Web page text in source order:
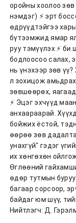
оройны хоолоо зөв
нэмдэг) ⚡ эрт
өдрүүдтэйгээ
бүтээмжид ямар
руу тэмүүлэх ⚡
бодлоосоо салах,
нь үнэхээр зөв
л зохицож амьдрах
зөвшөөрөх,
⚡ Эцэг эхчүүд
анхаараарай.
бойжих ёстой,
өөрөө зөв
унахгүй" гэдэг
их хөнгөхөн
Өглөөний
өдөр тутмын
багаар сорсоор,
байдаг юм шүү,
Нийтлэгч: Д.